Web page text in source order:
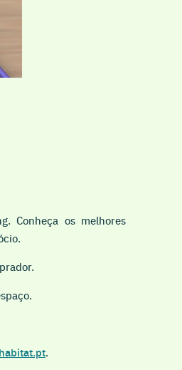
Conheça os melhores
.